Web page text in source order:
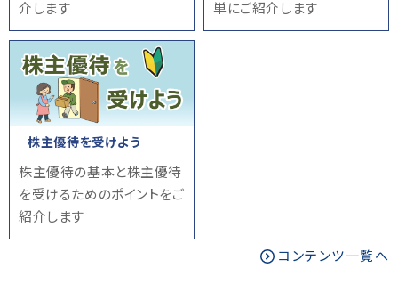
介します
単にご紹介します
株主優待を受けよう
株主優待の基本と株主優待
を受けるためのポイントをご
紹介します
コンテンツ一覧へ